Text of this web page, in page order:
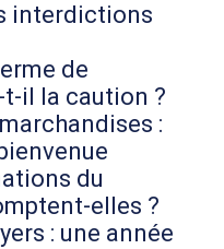
interdictions
de
t-il la caution ?
:
du
elles ?
: une année